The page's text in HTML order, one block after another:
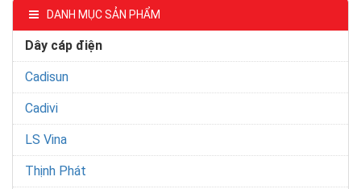
DANH MỤC SẢN PHẨM
Dây cáp điện
Cadisun
Cadivi
LS Vina
Thịnh Phát